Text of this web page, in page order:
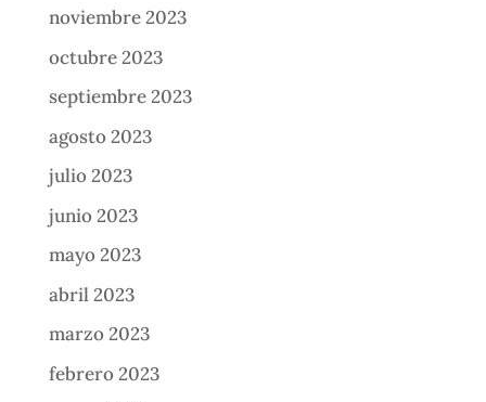
noviembre 2023
octubre 2023
septiembre 2023
agosto 2023
julio 2023
junio 2023
mayo 2023
abril 2023
marzo 2023
febrero 2023